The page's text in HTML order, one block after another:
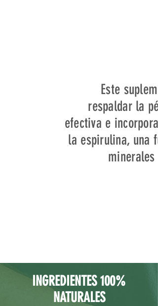
Este
respaldar la
efectiva e
la espirulina, una
INGREDIENTES 100%
NATURALES